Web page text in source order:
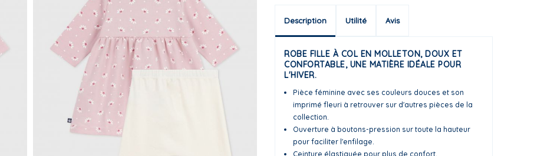
Description Utilité Avis
ROBE FILLE À COL EN MOLLETON, DOUX ET
CONFORTABLE, UNE MATIÈRE IDÉALE POUR
L'HIVER.
Pièce féminine avec ses couleurs douces et son
imprimé fleuri à retrouver sur d'autres pièces de la
collection.
Ouverture à boutons-pression sur toute la hauteur
pour faciliter l'enfilage.
Ceinture élastiquée pour plus de confort.